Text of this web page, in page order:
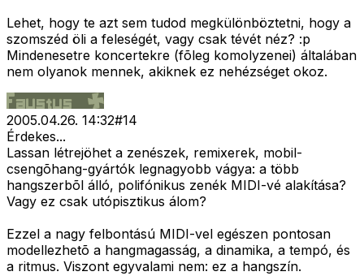
Lehet, hogy te azt sem tudod megkülönböztetni, hogy a
szomszéd öli a feleségét, vagy csak tévét néz? :p
Mindenesetre koncertekre (fõleg komolyzenei) általában
nem olyanok mennek, akiknek ez nehézséget okoz.
2005.04.26. 14:32#14
Érdekes...
Lassan létrejöhet a zenészek, remixerek, mobil-
csengõhang-gyártók legnagyobb vágya: a több
hangszerbõl álló, polifónikus zenék MIDI-vé alakítása?
Vagy ez csak utópisztikus álom?
Ezzel a nagy felbontású MIDI-vel egészen pontosan
modellezhetõ a hangmagasság, a dinamika, a tempó, és
a ritmus. Viszont egyvalami nem: ez a hangszín.